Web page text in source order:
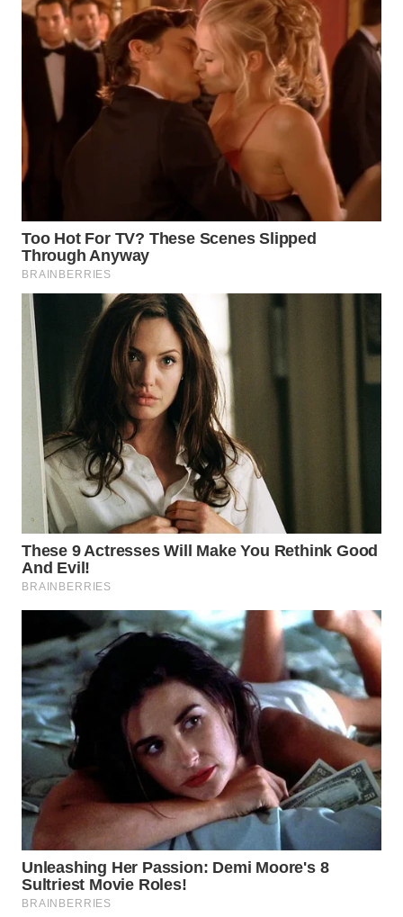
WN DELI
SERDANG
WN
TEBING
WN
KARAWANG
BEKASI
BOGOR
WN
DEPOK
WN
TAPANULI
UTARA
SAMOSIR
WN
PADANG
LAWAS
WN
SUMEDANG
WN
KEPULAUAN